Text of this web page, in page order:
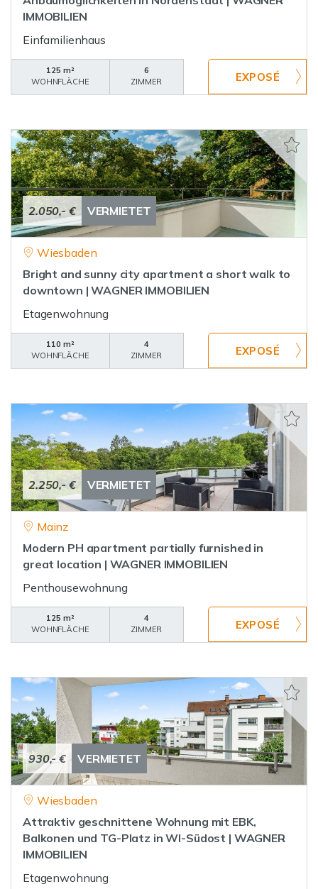
IMMOBILIEN
Einfamilienhaus
125 m²
WOHNFLÄCHE
6
ZIMMER
2.050,- € VERMIETET
Wiesbaden
Bright and sunny city apartment a short walk to
downtown | WAGNER IMMOBILIEN
Etagenwohnung
110 m²
WOHNFLÄCHE
4
ZIMMER
2.250,- € VERMIETET
Mainz
Modern PH apartment partially furnished in
great location | WAGNER IMMOBILIEN
Penthousewohnung
125 m²
WOHNFLÄCHE
4
ZIMMER
930,- € VERMIETET
Wiesbaden
Attraktiv geschnittene Wohnung mit EBK,
Balkonen und TG-Platz in WI-Südost | WAGNER
IMMOBILIEN
Etagenwohnung